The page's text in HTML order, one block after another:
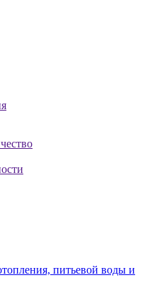
питьевой воды и